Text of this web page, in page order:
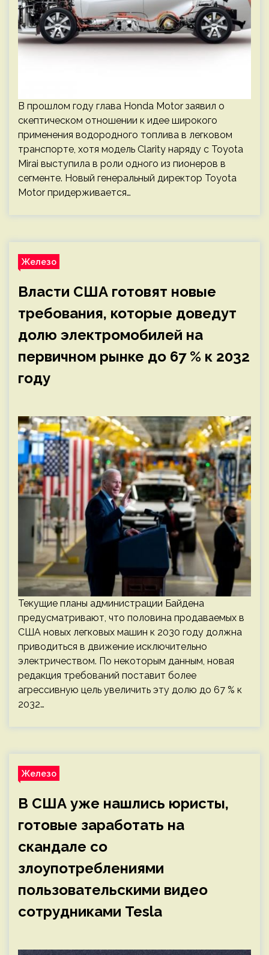
В прошлом году глава Honda Motor заявил о
скептическом отношении к идее широкого
применения водородного топлива в легковом
транспорте, хотя модель Clarity наряду с Toyota
Mirai выступила в роли одного из пионеров в
сегменте. Новый генеральный директор Toyota
Motor придерживается…
Железо
Власти США готовят новые
требования, которые доведут
долю электромобилей на
первичном рынке до 67 % к 2032
году
Текущие планы администрации Байдена
предусматривают, что половина продаваемых в
США новых легковых машин к 2030 году должна
приводиться в движение исключительно
электричеством. По некоторым данным, новая
редакция требований поставит более
агрессивную цель увеличить эту долю до 67 % к
2032…
Железо
В США уже нашлись юристы,
готовые заработать на
скандале со
злоупотреблениями
пользовательскими видео
сотрудниками Tesla